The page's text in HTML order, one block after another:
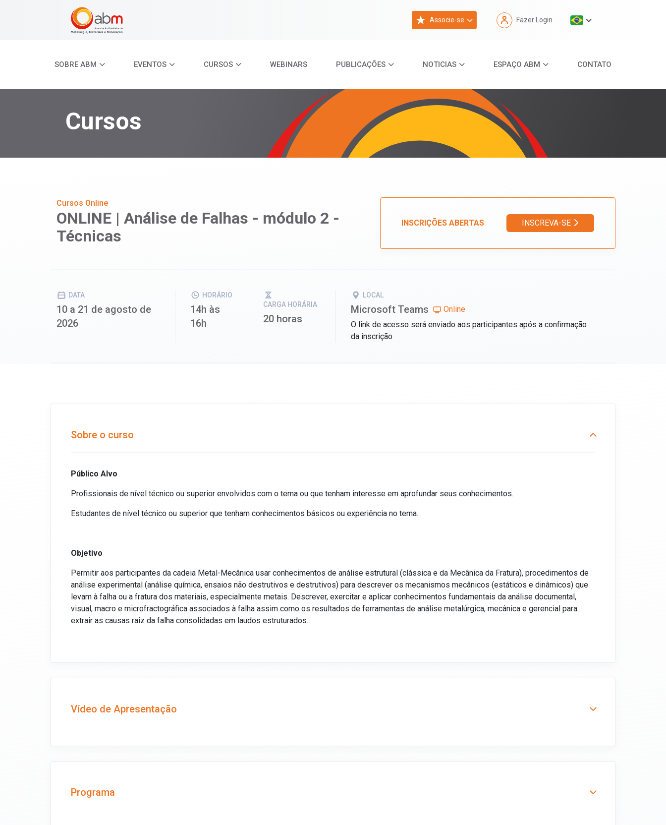
Associe-se Fazer Login
SOBRE ABM EVENTOS CURSOS WEBINARS PUBLICAÇÕES NOTICIAS ESPAÇO ABM CONTATO
Cursos
Cursos Online
ONLINE | Análise de Falhas - módulo 2 -
Técnicas
INSCRIÇÕES ABERTAS INSCREVA-SE
DATA
10 a 21 de agosto de
2026
HORÁRIO
14h às
16h
CARGA HORÁRIA
20 horas
LOCAL
Microsoft Teams
Online
O link de acesso será enviado aos participantes após a confirmação
da inscrição
Sobre o curso
Público Alvo
Profissionais de nível técnico ou superior envolvidos com o tema ou que tenham interesse em aprofundar seus conhecimentos.
Estudantes de nível técnico ou superior que tenham conhecimentos básicos ou experiência no tema.
Objetivo
Permitir aos participantes da cadeia Metal-Mecânica usar conhecimentos de análise estrutural (clássica e da Mecânica da Fratura), procedimentos de
análise experimental (análise química, ensaios não destrutivos e destrutivos) para descrever os mecanismos mecânicos (estáticos e dinâmicos) que
levam à falha ou a fratura dos materiais, especialmente metais. Descrever, exercitar e aplicar conhecimentos fundamentais da análise documental,
visual, macro e microfractográfica associados à falha assim como os resultados de ferramentas de análise metalúrgica, mecânica e gerencial para
extrair as causas raiz da falha consolidadas em laudos estruturados.
Vídeo de Apresentação
Programa